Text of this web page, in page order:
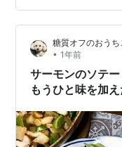
根・うずらの卵・
はんぺん）・厚揚
糖質オフのおう
• 1年前
サーモンのソテ
もうひと味を加え